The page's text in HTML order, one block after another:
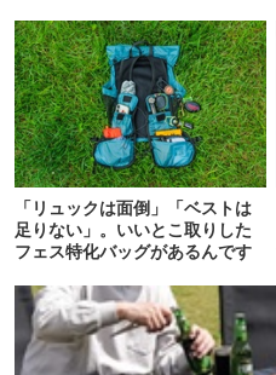
「リュックは面倒」「ベストは
足りない」。いいとこ取りした
フェス特化バッグがあるんです